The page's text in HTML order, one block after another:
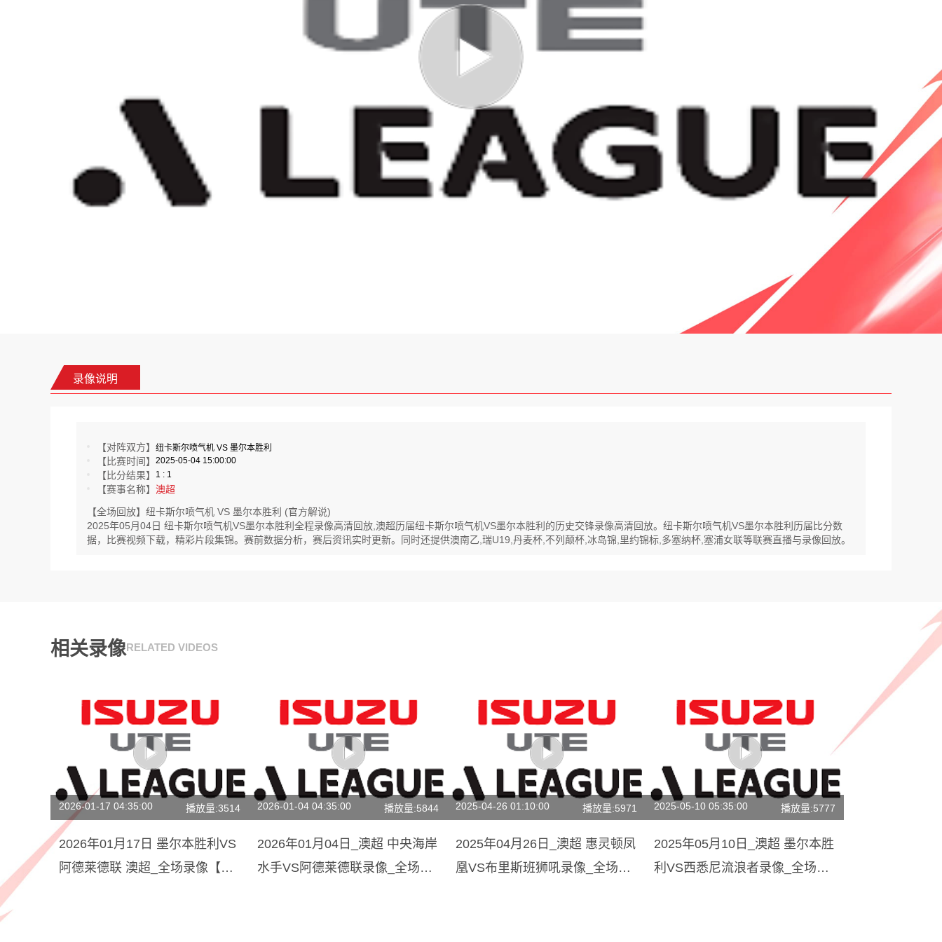
录像说明
【对阵双方】 纽卡斯尔喷气机 VS 墨尔本胜利
【比赛时间】 2025-05-04 15:00:00
【比分结果】 1 : 1
【赛事名称】 澳超
【全场回放】纽卡斯尔喷气机 VS 墨尔本胜利 (官方解说)
2025年05月04日 纽卡斯尔喷气机VS墨尔本胜利全程录像高清回放,澳超历届纽卡斯尔喷气机VS墨尔本胜利的历史交锋录像高清回放。纽卡斯尔喷气机VS墨尔本胜利历届比分数
据，比赛视频下载，精彩片段集锦。赛前数据分析，赛后资讯实时更新。同时还提供澳南乙,瑞U19,丹麦杯,不列颠杯,冰岛锦,里约锦标,多塞纳杯,塞浦女联等联赛直播与录像回放。
相关录像RELATED VIDEOS
2026-01-17 04:35:00 播放量:3514
2026年01月17日 墨尔本胜利VS
阿德莱德联 澳超_全场录像【全
2026-01-04 04:35:00 播放量:5844
2026年01月04日_澳超 中央海岸
水手VS阿德莱德联录像_全场录
2025-04-26 01:10:00 播放量:5971
2025年04月26日_澳超 惠灵顿凤
凰VS布里斯班狮吼录像_全场录
2025-05-10 05:35:00 播放量:5777
2025年05月10日_澳超 墨尔本胜
利VS西悉尼流浪者录像_全场录